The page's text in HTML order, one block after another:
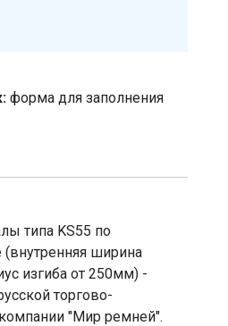
форма для заполнения
типа KS55 по
ширина
изгиба от 250мм) -
торгово-
"Мир ремней".